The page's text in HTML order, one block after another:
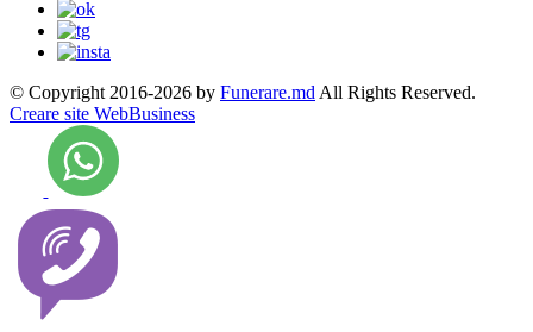
© Copyright 2016-2026 by Funerare.md All Rights Reserved.
Creare site WebBusiness